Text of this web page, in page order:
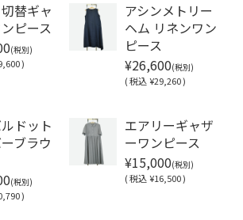
替ギャ
ピース
(税別)
)
アシンメトリー
ヘム リネンワン
ピース
¥26,600(税別)
(税込 ¥29,260 )
ドット
ブラウ
(税別)
)
エアリーギャザ
ーワンピース
¥15,000(税別)
(税込 ¥16,500 )